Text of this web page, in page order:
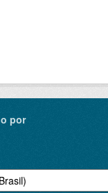
por